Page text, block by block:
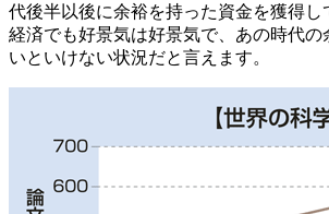
代後半以後に余裕を持った資金を獲得
経済でも好景気は好景気で、あの時代
いといけない状況だと言えます。